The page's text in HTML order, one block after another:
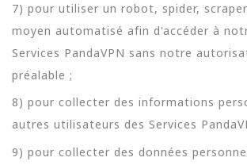
7) pour utiliser un robot, spider,
moyen automatisé afin d'accéder à
Services PandaVPN sans notre
préalable ;
8) pour collecter des informations
autres utilisateurs des Services
9) pour collecter des données